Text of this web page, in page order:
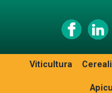
Viticultura